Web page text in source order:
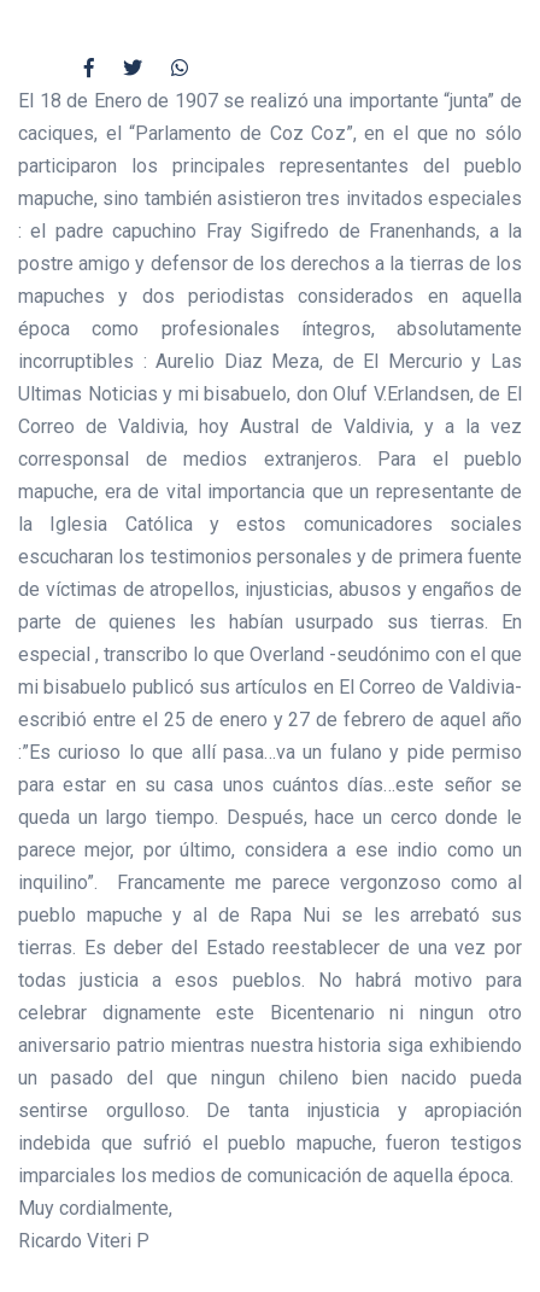
El 18 de Enero de 1907 se realizó una importante “junta” de
caciques, el “Parlamento de Coz Coz”, en el que no sólo
participaron los principales representantes del pueblo
mapuche, sino también asistieron tres invitados especiales
: el padre capuchino Fray Sigifredo de Franenhands, a la
postre amigo y defensor de los derechos a la tierras de los
mapuches y dos periodistas considerados en aquella
época como profesionales íntegros, absolutamente
incorruptibles : Aurelio Diaz Meza, de El Mercurio y Las
Ultimas Noticias y mi bisabuelo, don Oluf V.Erlandsen, de El
Correo de Valdivia, hoy Austral de Valdivia, y a la vez
corresponsal de medios extranjeros. Para el pueblo
mapuche, era de vital importancia que un representante de
la Iglesia Católica y estos comunicadores sociales
escucharan los testimonios personales y de primera fuente
de víctimas de atropellos, injusticias, abusos y engaños de
parte de quienes les habían usurpado sus tierras. En
especial , transcribo lo que Overland -seudónimo con el que
mi bisabuelo publicó sus artículos en El Correo de Valdivia-
escribió entre el 25 de enero y 27 de febrero de aquel año
:”Es curioso lo que allí pasa…va un fulano y pide permiso
para estar en su casa unos cuántos días…este señor se
queda un largo tiempo. Después, hace un cerco donde le
parece mejor, por último, considera a ese indio como un
inquilino”. Francamente me parece vergonzoso como al
pueblo mapuche y al de Rapa Nui se les arrebató sus
tierras. Es deber del Estado reestablecer de una vez por
todas justicia a esos pueblos. No habrá motivo para
celebrar dignamente este Bicentenario ni ningun otro
aniversario patrio mientras nuestra historia siga exhibiendo
un pasado del que ningun chileno bien nacido pueda
sentirse orgulloso. De tanta injusticia y apropiación
indebida que sufrió el pueblo mapuche, fueron testigos
imparciales los medios de comunicación de aquella época.
Muy cordialmente,
Ricardo Viteri P